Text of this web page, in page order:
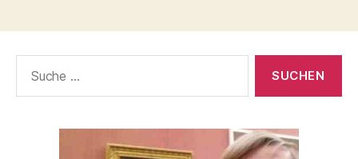
nach: